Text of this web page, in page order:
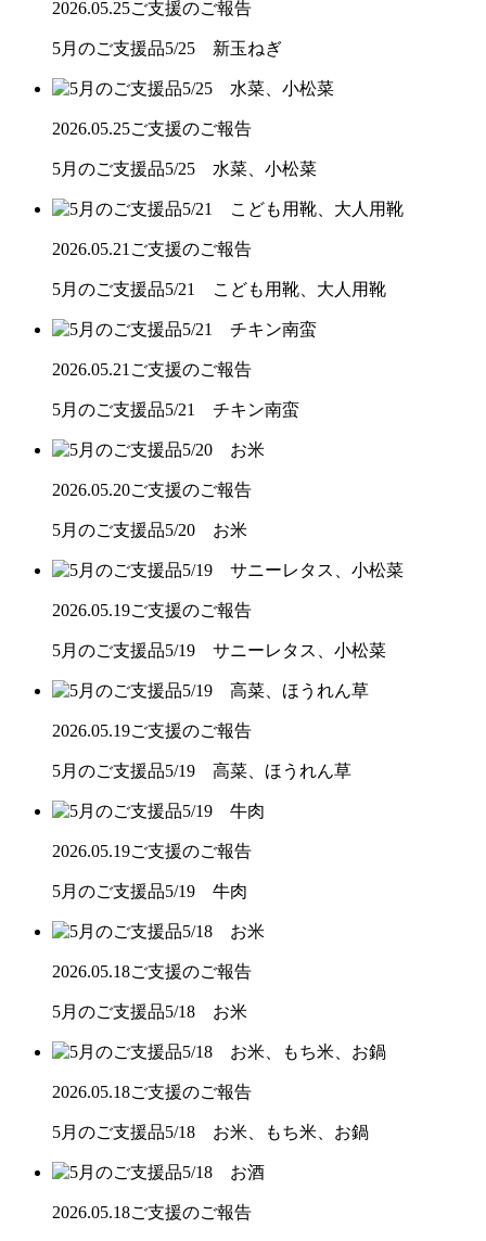
2026.05.25ご支援のご報告
5月のご支援品5/25 新玉ねぎ
2026.05.25ご支援のご報告
5月のご支援品5/25 水菜、小松菜
2026.05.21 ご支援のご報告
5月のご支援品5/21 こども用靴、大人用靴
2026.05.21 ご支援のご報告
5月のご支援品5/21 チキン南蛮
2026.05.20ご支援のご報告
5月のご支援品5/20 お米
2026.05.19ご支援のご報告
5月のご支援品5/19 サニーレタス、小松菜
2026.05.19ご支援のご報告
5月のご支援品5/19 高菜、ほうれん草
2026.05.19ご支援のご報告
5月のご支援品5/19 牛肉
2026.05.18ご支援のご報告
5月のご支援品5/18 お米
2026.05.18ご支援のご報告
5月のご支援品5/18 お米、もち米、お鍋
2026.05.18ご支援のご報告